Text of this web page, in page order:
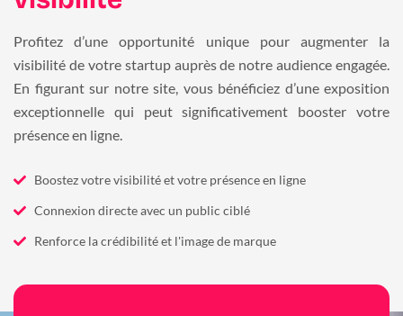
Profitez d’une opportunité unique pour augmenter la
visibilité de votre startup auprès de notre audience engagée.
En figurant sur notre site, vous bénéficiez d’une exposition
exceptionnelle qui peut significativement booster votre
présence en ligne.
Boostez votre visibilité et votre présence en ligne
Connexion directe avec un public ciblé
Renforce la crédibilité et l'image de marque